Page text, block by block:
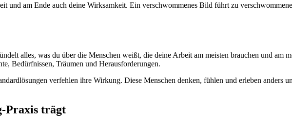
und am Ende auch deine Wirksamkeit. Ein verschwommenes Bild führt zu
alles, was du über die Menschen weißt, die deine Arbeit am meisten brauchen und am
Bedürfnissen, Träumen und Herausforderungen.
verfehlen ihre Wirkung. Diese Menschen denken, fühlen und erleben anders
Praxis trägt